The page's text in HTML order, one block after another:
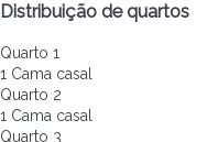
Distribuição de quartos
Quarto 1
1 Cama casal
Quarto 2
1 Cama casal
Quarto 3